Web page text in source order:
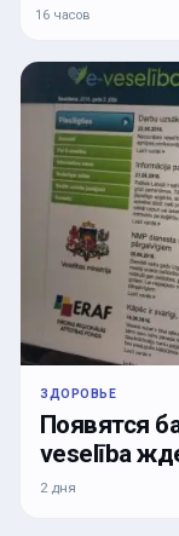
16 часов
ЗДОРОВЬЕ
Появятся
veselība
2 дня